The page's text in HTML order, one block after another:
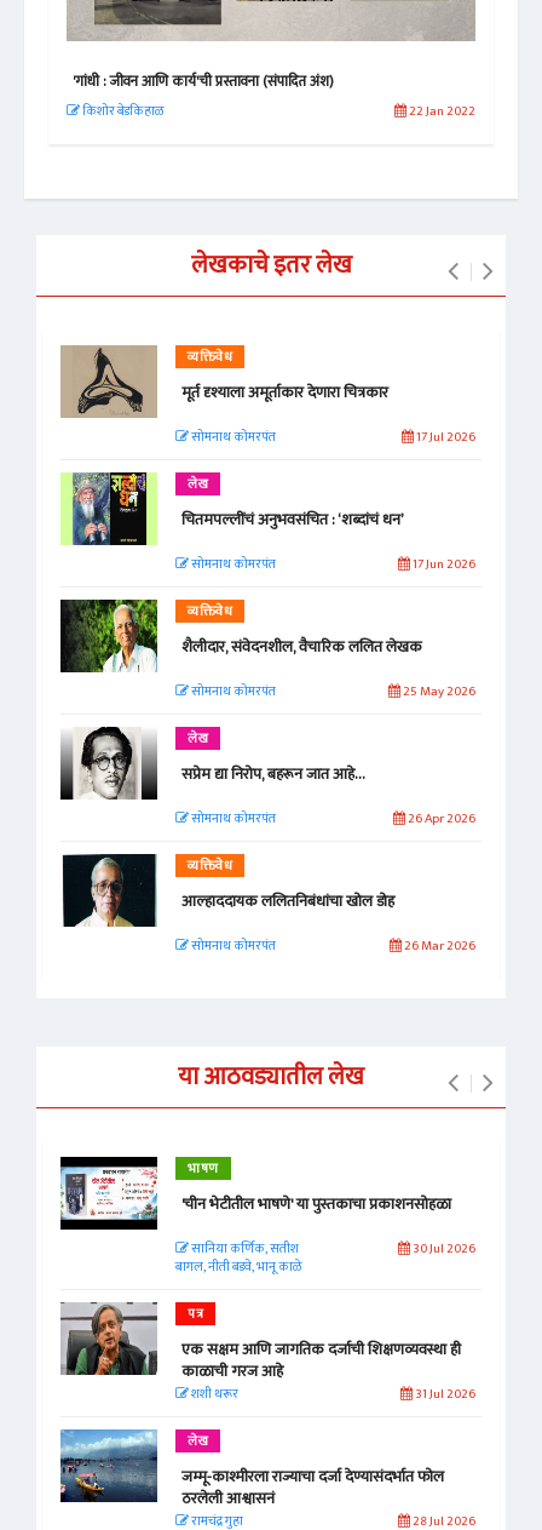
'गांधी : जीवन आणि कार्य'ची प्रस्तावना (संपादित अंश)
किशोर बेडकिहाळ 22 Jan 2022
लेखकाचे इतर लेख
व्यक्तिवेध
मूर्त दृश्याला अमूर्ताकार देणारा चित्रकार
सोमनाथ कोमरपंत 17 Jul 2026
लेख
चितमपल्लींचं अनुभवसंचित : ‘शब्दांचं धन’
सोमनाथ कोमरपंत 17 Jun 2026
व्यक्तिवेध
शैलीदार, संवेदनशील, वैचारिक ललित लेखक
सोमनाथ कोमरपंत 25 May 2026
लेख
सप्रेम द्या निरोप, बहरून जात आहे...
सोमनाथ कोमरपंत 26 Apr 2026
व्यक्तिवेध
आल्हाददायक ललितनिबंधांचा खोल डोह
सोमनाथ कोमरपंत 26 Mar 2026
या आठवड्यातील लेख
भाषण
'चीन भेटीतील भाषणे' या पुस्तकाचा प्रकाशनसोहळा
सानिया कर्णिक, सतीश
बागल, नीती बडवे, भानू काळे
30 Jul 2026
पत्र
एक सक्षम आणि जागतिक दर्जाची शिक्षणव्यवस्था ही
काळाची गरज आहे
शशी थरूर 31 Jul 2026
लेख
जम्मू-काश्मीरला राज्याचा दर्जा देण्यासंदर्भात फोल
ठरलेली आश्वासनं
रामचंद्र गुहा 28 Jul 2026